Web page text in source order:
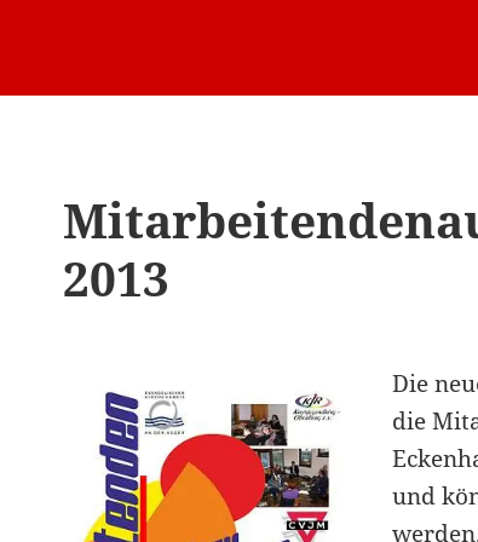
2013
Die
die
und